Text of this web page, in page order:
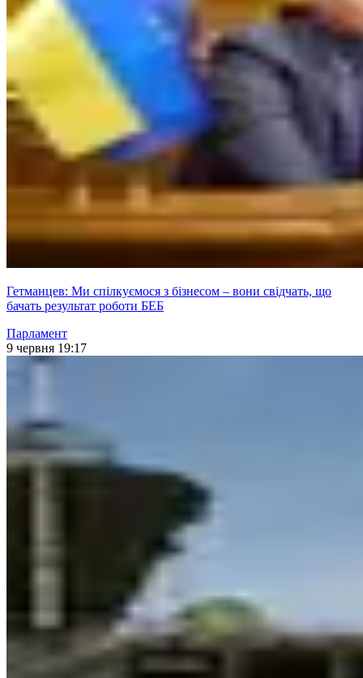
Гетманцев: Ми спілкуємося з бізнесом – вони свідчать, що
бачать результат роботи БЕБ
Парламент
9 червня 19:17